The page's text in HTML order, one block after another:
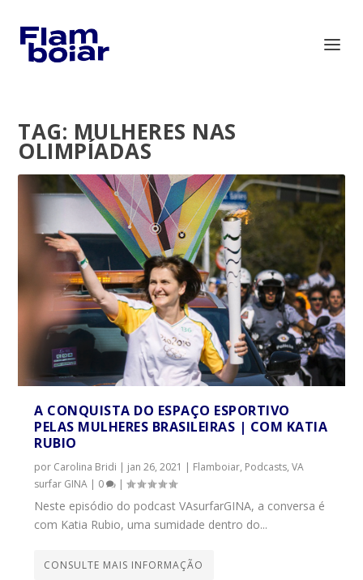
TAG: MULHERES NAS
OLIMPÍADAS
A CONQUISTA DO ESPAÇO ESPORTIVO
PELAS MULHERES BRASILEIRAS | COM KATIA
RUBIO
por Carolina Bridi | jan 26, 2021 | Flamboiar, Podcasts,VA
surfar GINA | 0 |
Neste episódio do podcast VAsurfarGINA, a conversa é
com Katia Rubio, uma sumidade dentro do...
CONSULTE MAIS INFORMAÇÃO